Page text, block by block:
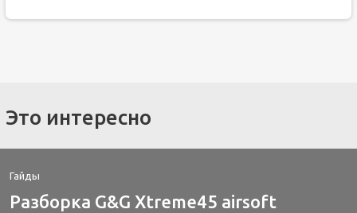
Это интересно
Гайды
Разборка G&G Xtreme45 airsoft